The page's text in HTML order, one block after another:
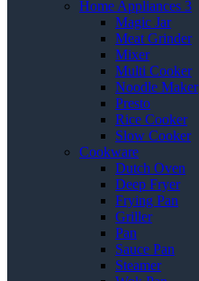
Home Appliances 3
Magic Jar
Meat Grinder
Mixer
Multi Cooker
Noodle Maker
Presto
Rice Cooker
Slow Cooker
Cookware
Dutch Oven
Deep Fryer
Frying Pan
Griller
Pan
Sauce Pan
Steamer